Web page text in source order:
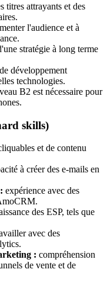
titres attrayants et des
l'audience et à
stratégie à long terme
développement
technologies.
B2 est nécessaire pour
skills)
et de contenu
à créer des e-mails en
expérience avec des
des ESP, tels que
avec des
: compréhension
de vente et de